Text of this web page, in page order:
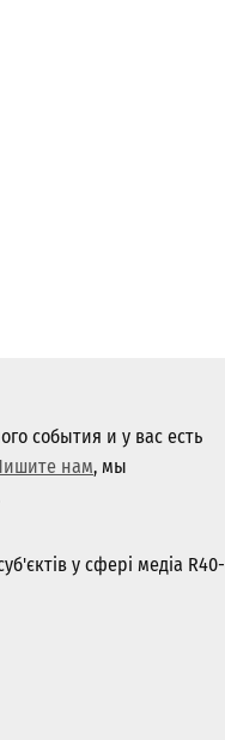
события и у вас есть
нам, мы
у сфері медіа R40-